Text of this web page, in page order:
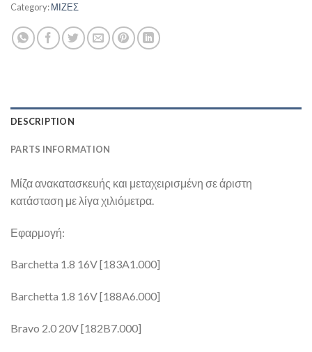
Category:ΜΙΖΕΣ
DESCRIPTION
PARTS INFORMATION
Μίζα ανακατασκευής και μεταχειρισμένη σε άριστη
κατάσταση με λίγα χιλιόμετρα.
Εφαρμογή:
Barchetta 1.8 16V [183A1.000]
Barchetta 1.8 16V [188A6.000]
Bravo 2.0 20V [182B7.000]